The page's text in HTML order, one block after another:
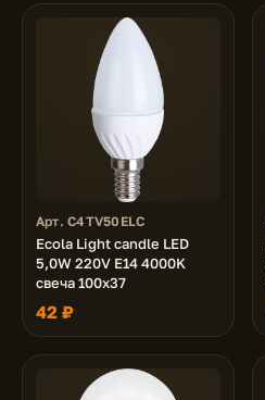
Арт. C4TV50ELC
Ecola Light candle LED
5,0W 220V E14 4000K
свеча 100x37
42 ₽